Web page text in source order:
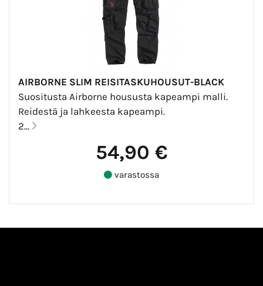
AIRBORNE SLIM REISITASKUHOUSUT-BLACK
Suositusta Airborne housusta kapeampi malli.
Reidestä ja lahkeesta kapeampi.
2...
54,90 €
varastossa